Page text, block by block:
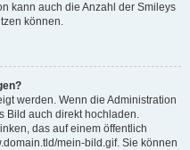
kann auch die Anzahl der Smileys
können.
werden. Wenn die Administration
Bild auch direkt hochladen.
das auf einem öffentlich
mein-bild.gif. Sie können